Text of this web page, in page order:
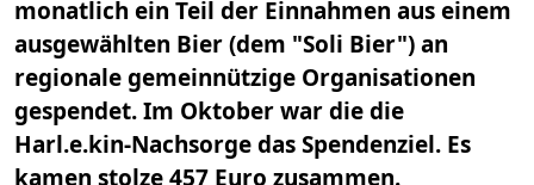
monatlich ein Teil der Einnahmen aus einem
ausgewählten Bier (dem "Soli Bier") an
regionale gemeinnützige Organisationen
gespendet. Im Oktober war die die
Harl.e.kin-Nachsorge das Spendenziel. Es
kamen stolze 457 Euro zusammen.